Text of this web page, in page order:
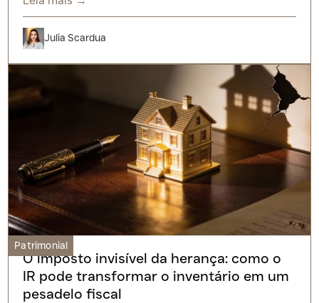
Julia Scardua
Patrimonial
O imposto invisível da herança: como o
IR pode transformar o inventário em um
pesadelo fiscal